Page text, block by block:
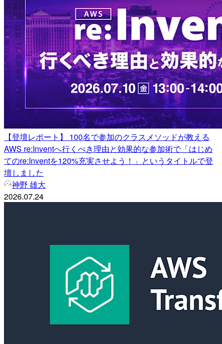
【登壇レポート】 100名で参加のクラスメソッドが教える
AWS re:Inventへ行くべき理由と効果的な参加術で「はじめ
てのre:Inventを120%充実させよう！」というタイトルで登
壇しました
神野 雄大
2026.07.24